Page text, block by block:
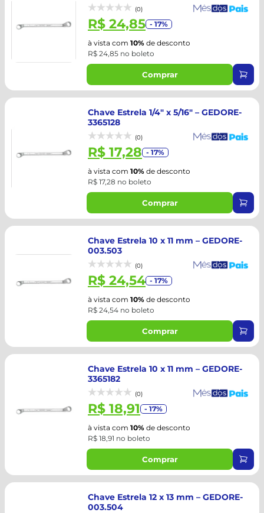
(0)
R$ 24,85 - 17%
à vista com 10% de desconto
R$ 24,85 no boleto
Comprar
Chave Estrela 1/4" x 5/16" – GEDORE-
3365128
(0)
R$ 17,28 - 17%
à vista com 10% de desconto
R$ 17,28 no boleto
Comprar
Chave Estrela 10 x 11 mm – GEDORE-
003.503
(0)
R$ 24,54 - 17%
à vista com 10% de desconto
R$ 24,54 no boleto
Comprar
Chave Estrela 10 x 11 mm – GEDORE-
3365182
(0)
R$ 18,91 - 17%
à vista com 10% de desconto
R$ 18,91 no boleto
Comprar
Chave Estrela 12 x 13 mm – GEDORE-
003.504